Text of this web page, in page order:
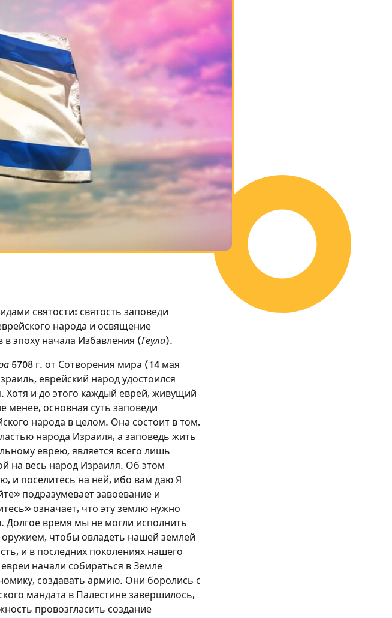
святости: святость заповеди
народа и освящение
в эпоху начала Избавления (Геула).
5708 г. от Сотворения мира (14 мая
еврейский народ удостоился
Хотя и до этого каждый еврей, живущий
менее, основная суть заповеди
народа в целом. Она состоит в том,
народа Израиля, а заповедь жить
еврею, является всего лишь
на весь народ Израиля. Об этом
и поселитесь на ней, ибо вам даю Я
подразумевает завоевание и
означает, что эту землю нужно
Долгое время мы не могли исполнить
оружием, чтобы овладеть нашей землей
и в последних поколениях нашего
начали собираться в Земле
создавать армию. Они боролись с
мандата в Палестине завершилось,
провозгласить создание